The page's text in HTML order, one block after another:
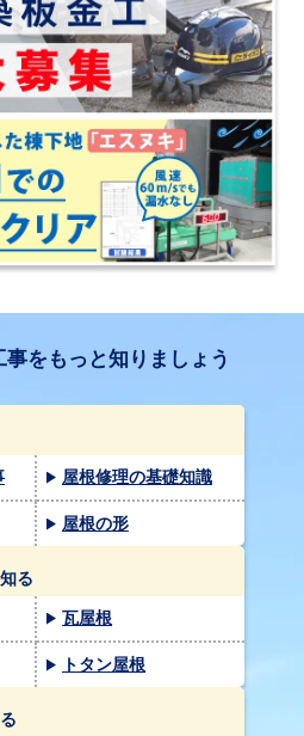
をもっと知りましょう
屋根修理の基礎知識
屋根の形
る
瓦屋根
トタン屋根